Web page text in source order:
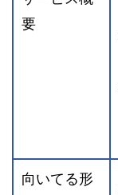
要
向いてる形